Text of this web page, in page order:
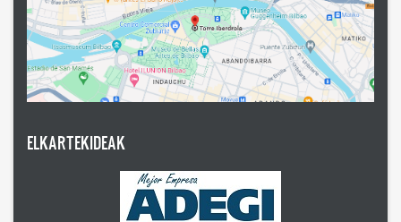
ELKARTEKIDEAK